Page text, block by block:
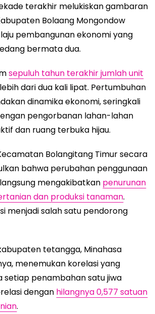
terakhir melukiskan gambaran
Bolaang Mongondow
pembangunan ekonomi yang
bermata dua.
sepuluh tahun terakhir jumlah unit
lebih dari dua kali lipat. Pertumbuhan
dinamika ekonomi, seringkali
pengorbanan lahan-lahan
dan ruang terbuka hijau.
Bolangitang Timur secara
bahwa perubahan penggunaan
mengakibatkan penurunan
dan produksi tanaman.
menjadi salah satu pendorong
tetangga, Minahasa
menemukan korelasi yang
setiap penambahan satu jiwa
dengan hilangnya 0,577 satuan
.